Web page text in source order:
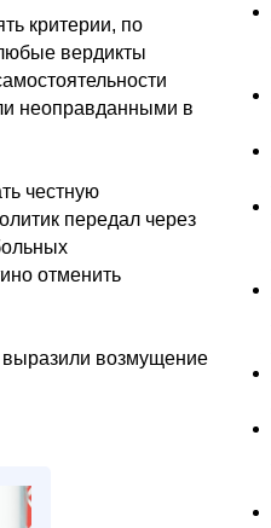
критерии, по
вердикты
неоправданными в
честную
передал через
отменить
выразили возмущение